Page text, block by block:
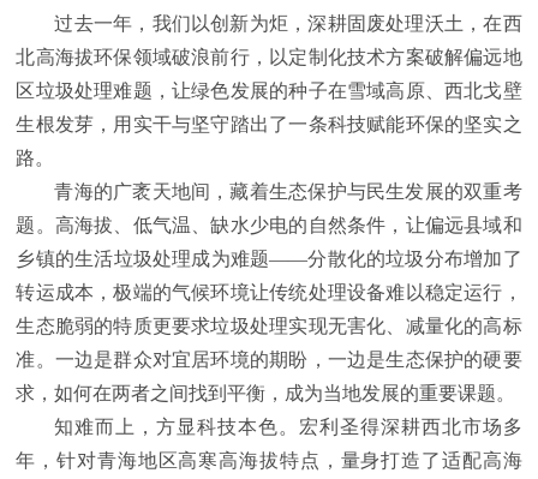
过去一年，我们以创新为炬，深耕固废处理沃土，在西
北高海拔环保领域破浪前行，以定制化技术方案破解偏远地
区垃圾处理难题，让绿色发展的种子在雪域高原、西北戈壁
生根发芽，用实干与坚守踏出了一条科技赋能环保的坚实之
路。
青海的广袤天地间，藏着生态保护与民生发展的双重考
题。高海拔、低气温、缺水少电的自然条件，让偏远县域和
乡镇的生活垃圾处理成为难题——分散化的垃圾分布增加了
转运成本，极端的气候环境让传统处理设备难以稳定运行，
生态脆弱的特质更要求垃圾处理实现无害化、减量化的高标
准。一边是群众对宜居环境的期盼，一边是生态保护的硬要
求，如何在两者之间找到平衡，成为当地发展的重要课题。
知难而上，方显科技本色。宏利圣得深耕西北市场多
年，针对青海地区高寒高海拔特点，量身打造了适配高海